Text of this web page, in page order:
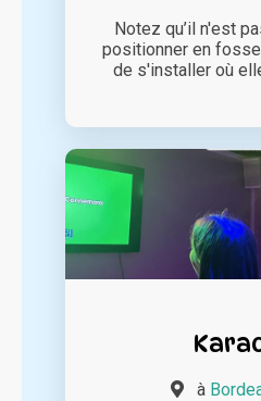
Notez qu’il n'est
positionner en
de s'installer où
à